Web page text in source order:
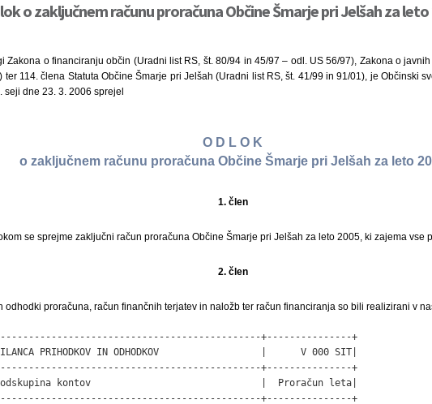
o zaključnem računu proračuna Občine Šmarje pri Jelšah za
Zakona o financiranju občin (Uradni list RS, št. 80/94 in 45/97 – odl. US 56/97), Zakona o
ter 114. člena Statuta Občine Šmarje pri Jelšah (Uradni list RS, št. 41/99 in 91/01), je Občinski
seji dne 23. 3. 2006 sprejel
O D L O K
o zaključnem računu proračuna Občine Šmarje pri Jelšah za leto
1. člen
se sprejme zaključni račun proračuna Občine Šmarje pri Jelšah za leto 2005, ki zajema vse
2. člen
odhodki proračuna, račun finančnih terjatev in naložb ter račun financiranja so bili realizirani v
+---------------+
PRIHODKOV IN ODHODKOV                  |      V 000 SIT|
+---------------+
podskupina kontov                              |  Proračun leta|
+---------------+